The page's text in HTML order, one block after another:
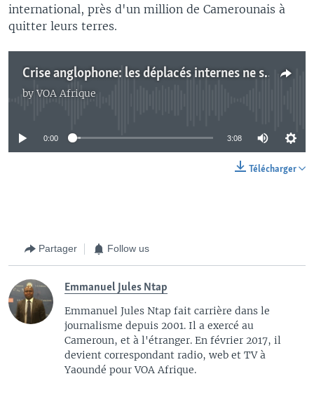
international, près d'un million de Camerounais à
quitter leurs terres.
Crise anglophone: les déplacés internes ne sont pas intégrés
byVOA Afrique
No media source currently available
0:00 3:08
Télécharger
Partager Follow us
Emmanuel Jules Ntap
Emmanuel Jules Ntap fait carrière dans le
journalisme depuis 2001. Il a exercé au
Cameroun, et à l'étranger. En février 2017, il
devient correspondant radio, web et TV à
Yaoundé pour VOA Afrique.